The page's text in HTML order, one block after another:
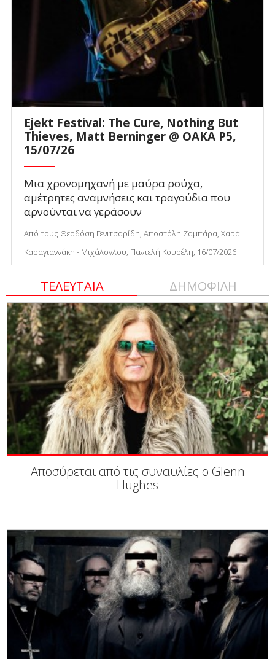
Ejekt Festival: The Cure, Nothing But
Thieves, Matt Berninger @ ΟΑΚΑ P5,
15/07/26
Μια χρονομηχανή με μαύρα ρούχα,
αμέτρητες αναμνήσεις και τραγούδια που
αρνούνται να γεράσουν
Από τους Θεοδόση Γενιτσαρίδη, Αποστόλη Ζαμπάρα, Χαρά
Καραγιαννάκη - Μιχάλογλου, Παντελή Κουρέλη, 16/07/2026
ΤΕΛΕΥΤΑΙΑ ΔΗΜΟΦΙΛΗ
Αποσύρεται από τις συναυλίες ο Glenn
Hughes